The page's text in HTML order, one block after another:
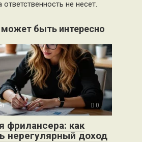
не несет.
быть интересно
0
как
нерегулярный доход